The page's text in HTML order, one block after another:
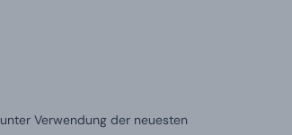
Verwendung der neuesten